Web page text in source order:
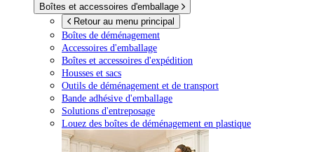
Boîtes et accessoires d'emballage
Retour au menu principal
Boîtes de déménagement
Accessoires d'emballage
Boîtes et accessoires d'expédition
Housses et sacs
Outils de déménagement et de transport
Bande adhésive d'emballage
Solutions d'entreposage
Louez des boîtes de déménagement en plastique